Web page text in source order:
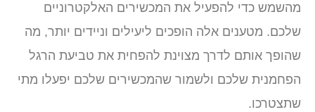
מהשמש כדי להפעיל את המכשירים האלקטרוניים
שלכם. מטענים אלה הופכים ליעילים וניידים יותר, מה
שהופך אותם לדרך מצוינת להפחית את טביעת הרגל
הפחמנית שלכם ולשמור שהמכשירים שלכם יפעלו מתי
שתצטרכו.